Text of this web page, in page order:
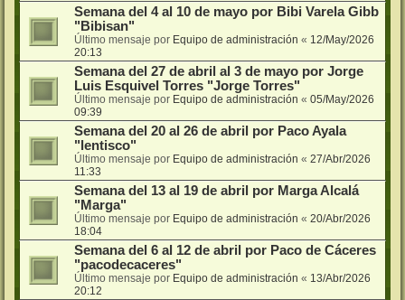
Semana del 4 al 10 de mayo por Bibi Varela Gibb
"Bibisan"
Último mensaje por Equipo de administración « 12/May/2026
20:13
Semana del 27 de abril al 3 de mayo por Jorge
Luis Esquivel Torres "Jorge Torres"
Último mensaje por Equipo de administración « 05/May/2026
09:39
Semana del 20 al 26 de abril por Paco Ayala
"lentisco"
Último mensaje por Equipo de administración « 27/Abr/2026
11:33
Semana del 13 al 19 de abril por Marga Alcalá
"Marga"
Último mensaje por Equipo de administración « 20/Abr/2026
18:04
Semana del 6 al 12 de abril por Paco de Cáceres
"pacodecaceres"
Último mensaje por Equipo de administración « 13/Abr/2026
20:12